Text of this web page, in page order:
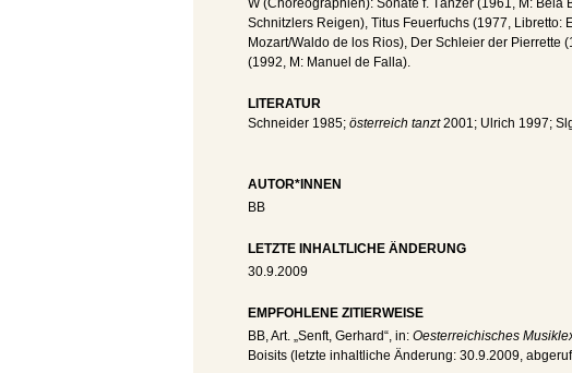
W (Choreographien): Sonate f. Tänzer (1961, M: Béla
Schnitzlers Reigen), Titus Feuerfuchs (1977, Libretto:
Mozart/Waldo de los Rios), Der Schleier der Pierrette
(1992, M: Manuel de Falla).
LITERATUR
Schneider 1985; österreich tanzt2001; Ulrich 1997;
AUTOR*INNEN
BB
LETZTE INHALTLICHE ÄNDERUNG
30.9.2009
EMPFOHLENE ZITIERWEISE
BB, Art. „Senft, Gerhard“, in: Oesterreichisches
Boisits (letzte inhaltliche Änderung: 30.9.2009,